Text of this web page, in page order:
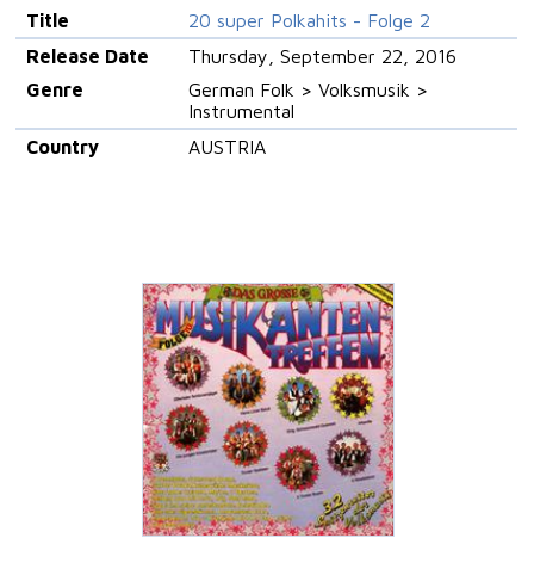
Title
20 super Polkahits - Folge 2
Release Date
Thursday, September 22, 2016
Genre
German Folk > Volksmusik >
Instrumental
Country
AUSTRIA